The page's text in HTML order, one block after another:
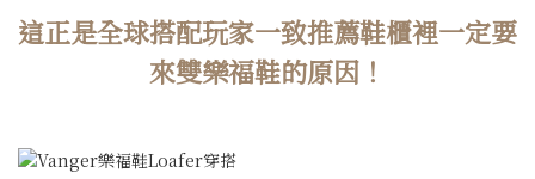
這正是全球搭配玩家一致推薦鞋櫃裡一定要
來雙樂福鞋的原因！